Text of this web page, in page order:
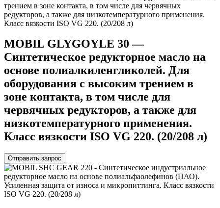
MOBIL GLYGOYLE 30 —
Синтетическое редукторное масло на
основе полиалкиленгликолей. Для
оборудования с высоким трением в
зоне контакта, в том числе для
червячных редукторов, а также для
низкотемпературного применения.
Класс вязкости ISO VG 220. (20/208 л)
Отправить запрос